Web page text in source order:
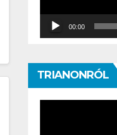
00:00
TRIANONRÓL